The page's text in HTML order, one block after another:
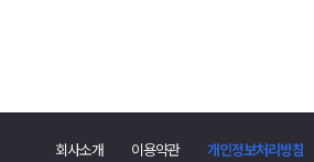
회사소개 이용약관 개인정보처리방침